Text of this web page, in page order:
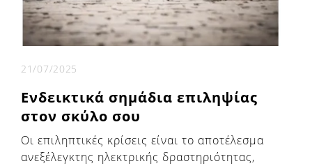
21/07/2025
Ενδεικτικά σημάδια επιληψίας
στον σκύλο σου
Οι επιληπτικές κρίσεις είναι το αποτέλεσμα
ανεξέλεγκτης ηλεκτρικής δραστηριότητας,